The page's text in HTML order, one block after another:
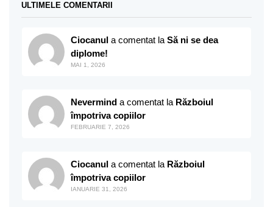
ULTIMELE COMENTARII
Ciocanul a comentat la Să ni se dea
diplome!
MAI 1, 2026
Nevermind a comentat la Războiul
împotriva copiilor
FEBRUARIE 7, 2026
Ciocanul a comentat la Războiul
împotriva copiilor
IANUARIE 31, 2026